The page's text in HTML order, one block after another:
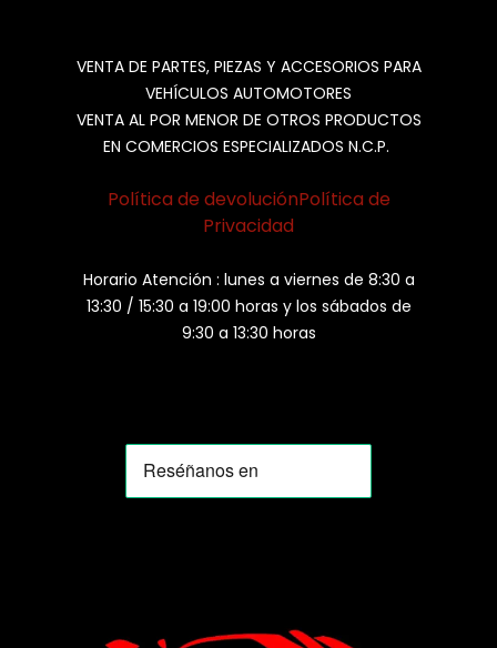
VENTA DE PARTES, PIEZAS Y ACCESORIOS PARA
VEHÍCULOS AUTOMOTORES
VENTA AL POR MENOR DE OTROS PRODUCTOS
EN COMERCIOS ESPECIALIZADOS N.C.P.
Política de devoluciónPolítica de
Privacidad
Horario Atención : lunes a viernes de 8:30 a
13:30 / 15:30 a 19:00 horas y los sábados de
9:30 a 13:30 horas